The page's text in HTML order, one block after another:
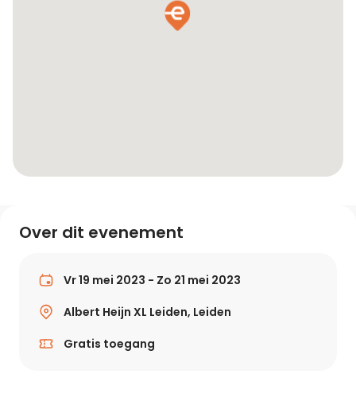
Over dit evenement
Vr 19 mei 2023 - Zo 21 mei 2023
Albert Heijn XL Leiden, Leiden
Gratis toegang